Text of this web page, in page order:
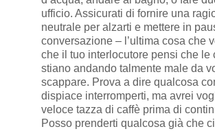
ufficio. Assicurati di fornire una
neutrale per alzarti e mettere in
conversazione – l’ultima cosa che
che il tuo interlocutore pensi che le
stiano andando talmente male da
scappare. Prova a dire qualcosa
dispiace interromperti, ma avrei
veloce tazza di caffè prima di
Posso prenderti qualcosa già che